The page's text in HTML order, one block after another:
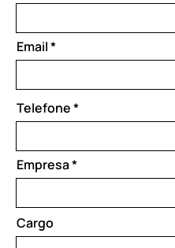
Email
Telefone
Empresa
Cargo